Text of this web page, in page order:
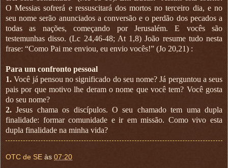
O Messias sofrerá e ressuscitará dos mortos no terceiro dia, e no
seu nome serão anunciados a conversão e o perdão dos pecados a
todas as nações, começando por Jerusalém. E vocês são
testemunhas disso. (Lc 24,46-48; At 1,8) João resume tudo nesta
frase: “Como Pai me enviou, eu envio vocês!” (Jo 20,21) :
Para um confronto pessoal
1. Você já pensou no significado do seu nome? Já perguntou a seus
pais por que motivo lhe deram o nome que você tem? Você gosta
do seu nome?
2. Jesus chama os discípulos. O seu chamado tem uma dupla
finalidade: formar comunidade e ir em missão. Como vivo esta
dupla finalidade na minha vida?
OTC de SE às 07:20